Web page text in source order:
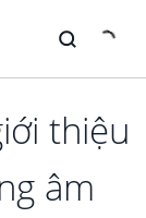
thiệu
âm